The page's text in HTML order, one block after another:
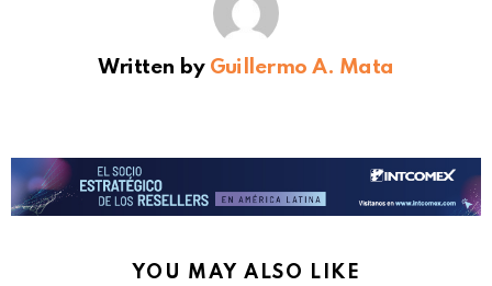
Written by Guillermo A. Mata
YOU MAY ALSO LIKE